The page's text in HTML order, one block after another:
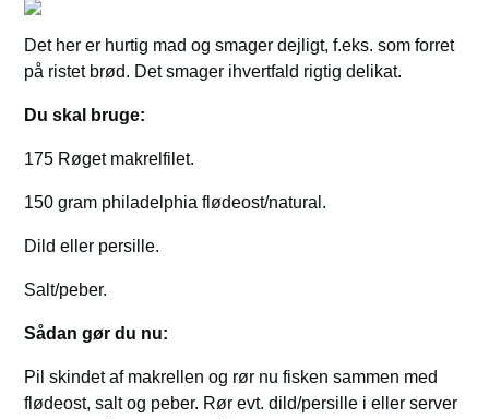
Det her er hurtig mad og smager dejligt, f.eks. som forret
på ristet brød. Det smager ihvertfald rigtig delikat.
Du skal bruge:
175 Røget makrelfilet.
150 gram philadelphia flødeost/natural.
Dild eller persille.
Salt/peber.
Sådan gør du nu:
Pil skindet af makrellen og rør nu fisken sammen med
flødeost, salt og peber. Rør evt. dild/persille i eller server